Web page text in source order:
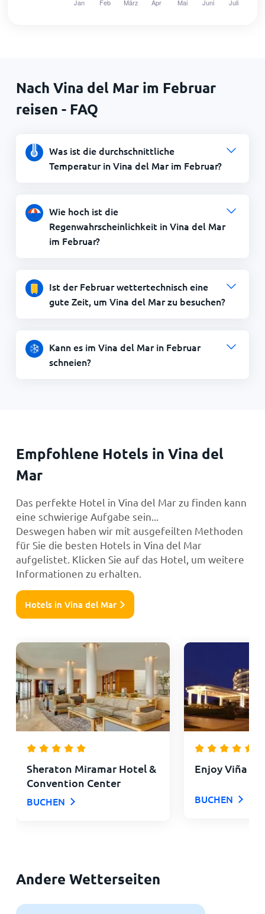
Nach Vina del Mar im Februar
reisen - FAQ
Was ist die durchschnittliche
Temperatur in Vina del Mar im Februar?
Wie hoch ist die
Regenwahrscheinlichkeit in Vina del Mar
im Februar?
Ist der Februar wettertechnisch eine
gute Zeit, um Vina del Mar zu besuchen?
Kann es im Vina del Mar in Februar
schneien?
Empfohlene Hotels in Vina del
Mar
Das perfekte Hotel in Vina del Mar zu finden kann
eine schwierige Aufgabe sein...
Deswegen haben wir mit ausgefeilten Methoden
für Sie die besten Hotels in Vina del Mar
aufgelistet. Klicken Sie auf das Hotel, um weitere
Informationen zu erhalten.
Hotels in Vina del Mar
Sheraton Miramar Hotel &
Convention Center
BUCHEN
Enjoy Viña
BUCHEN
Andere Wetterseiten